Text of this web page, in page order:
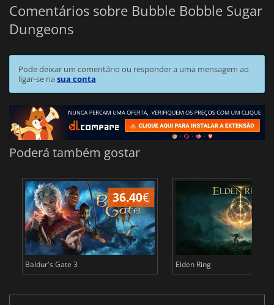
Comentários sobre Bubble Bobble Sugar
Dungeons
Pode deixar um comentário ou responder a uma mensagem ao
ligar-se nasua conta
Poderá também gostar
36.40€
Baldur's Gate 3 Elden Ring